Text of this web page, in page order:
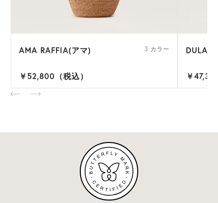
AMA RAFFIA(アマ) 3 カラー
￥52,800（税込） ￥